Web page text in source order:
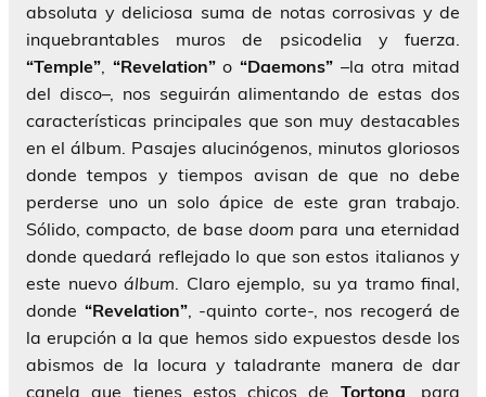
absoluta y deliciosa suma de notas corrosivas y de
inquebrantables muros de psicodelia y fuerza.
“Temple”, “Revelation”o“Daemons” –la otra mitad
del disco–, nos seguirán alimentando de estas dos
características principales que son muy destacables
en el álbum. Pasajes alucinógenos, minutos gloriosos
donde tempos y tiempos avisan de que no debe
perderse uno un solo ápice de este gran trabajo.
Sólido, compacto, de basedoom para una eternidad
donde quedará reflejado lo que son estos italianos y
este nuevo álbum. Claro ejemplo, su ya tramo final,
donde “Revelation”, -quinto corte-, nos recogerá de
la erupción a la que hemos sido expuestos desde los
abismos de la locura y taladrante manera de dar
canela que tienes estos chicos de Tortona , para